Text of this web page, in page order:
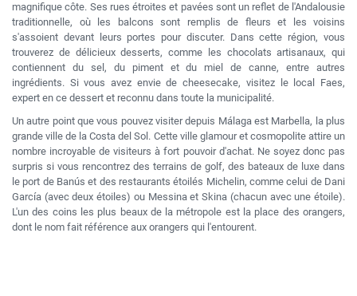
magnifique côte. Ses rues étroites et pavées sont un reflet de l'Andalousie
traditionnelle, où les balcons sont remplis de fleurs et les voisins
s'assoient devant leurs portes pour discuter. Dans cette région, vous
trouverez de délicieux desserts, comme les chocolats artisanaux, qui
contiennent du sel, du piment et du miel de canne, entre autres
ingrédients. Si vous avez envie de cheesecake, visitez le local Faes,
expert en ce dessert et reconnu dans toute la municipalité.
Un autre point que vous pouvez visiter depuis Málaga est Marbella, la plus
grande ville de la Costa del Sol. Cette ville glamour et cosmopolite attire un
nombre incroyable de visiteurs à fort pouvoir d'achat. Ne soyez donc pas
surpris si vous rencontrez des terrains de golf, des bateaux de luxe dans
le port de Banús et des restaurants étoilés Michelin, comme celui de Dani
García (avec deux étoiles) ou Messina et Skina (chacun avec une étoile).
L'un des coins les plus beaux de la métropole est la place des orangers,
dont le nom fait référence aux orangers qui l'entourent.